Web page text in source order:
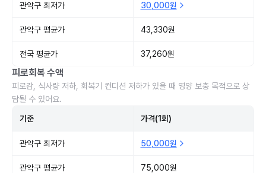
관악구 최저가 30,000원
관악구 평균가 43,330원
전국 평균가 37,260원
피로회복 수액
피로감, 식사량 저하, 회복기 컨디션 저하가 있을 때 영양 보충 목적으로 상
담될 수 있어요.
기준 가격(1회)
관악구 최저가 50,000원
관악구 평균가 75,000원